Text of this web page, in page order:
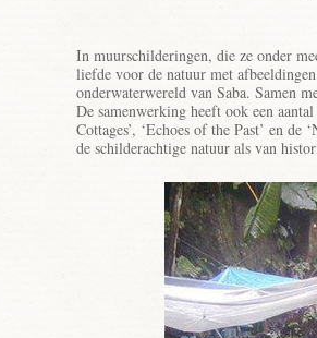
In muurschilderingen, die ze onder
liefde voor de natuur met
onderwaterwereld van Saba. Samen
De samenwerking heeft ook een
Cottages’, ‘Echoes of the Past’ en
de schilderachtige natuur als van